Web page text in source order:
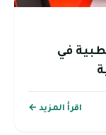
في
اقرأ المزيد ←